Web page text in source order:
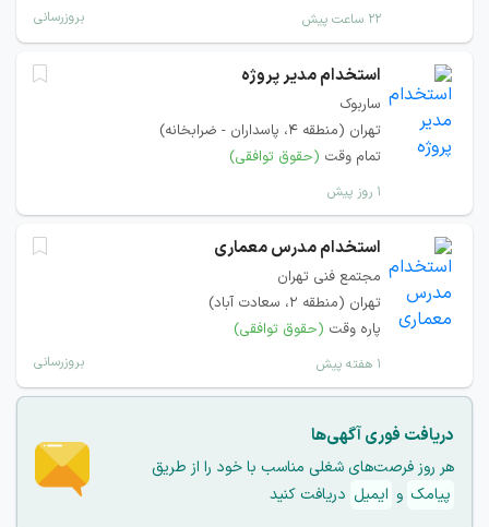
۲۲ ساعت پیش بروزرسانی
استخدام مدیر پروژه
ساربوک
تهران (منطقه ۴، پاسداران - ضرابخانه)
تمام وقت (حقوق توافقی)
۱ روز پیش
استخدام مدرس معماری
مجتمع فنی تهران
تهران (منطقه ۲، سعادت آباد)
پاره وقت (حقوق توافقی)
۱ هفته پیش بروزرسانی
دریافت فوری آگهی‌ها
هر روز فرصت‌های شغلی مناسب با خود را از طریق
پیامک و ایمیل دریافت کنید